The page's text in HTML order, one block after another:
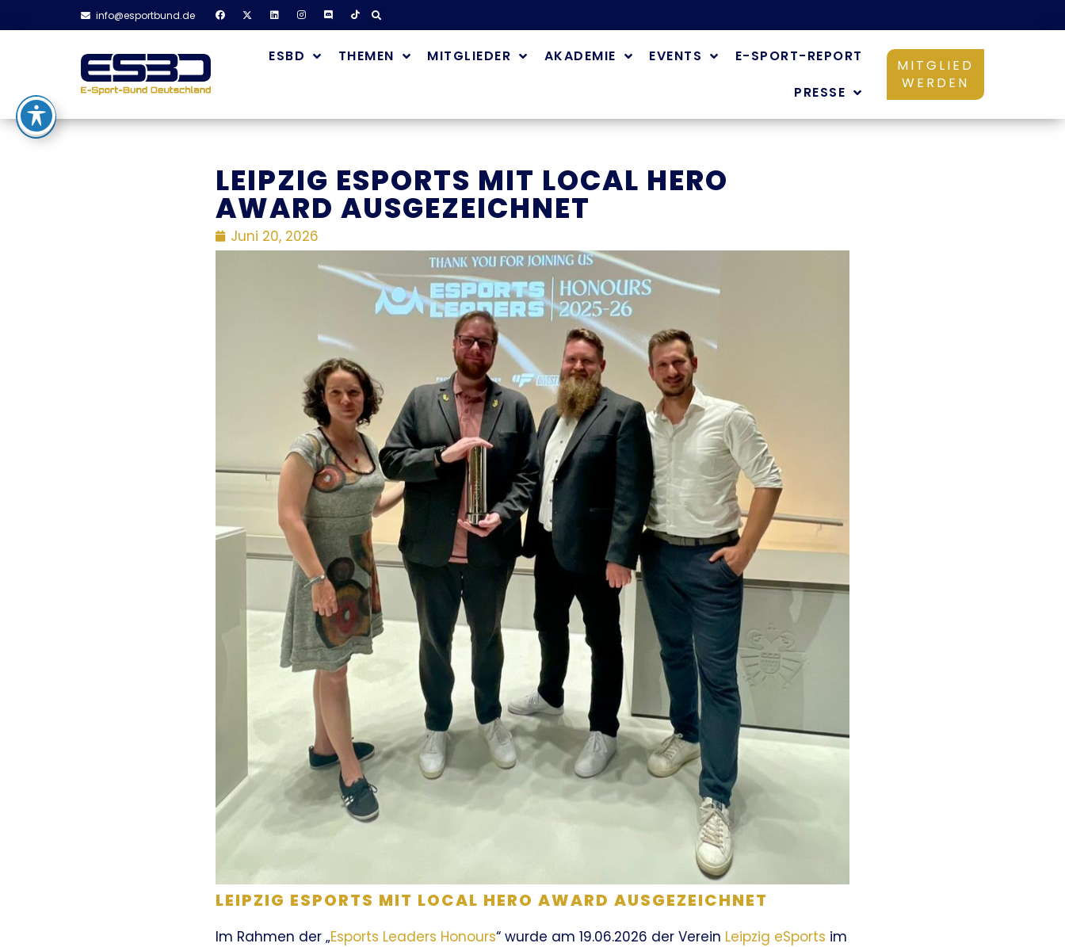
info@esportbund.de
ESBD THEMEN MITGLIEDER AKADEMIE EVENTS
E-SPORT-REPORT
PRESSE
MITGLIED
WERDEN
LEIPZIG ESPORTS MIT LOCAL HERO
AWARD AUSGEZEICHNET
Juni 20, 2026
LEIPZIG ESPORTS MIT LOCAL HERO AWARD AUSGEZEICHNET
Im Rahmen der „Esports Leaders Honours“ wurde am 19.06.2026 der Verein Leipzig eSports im